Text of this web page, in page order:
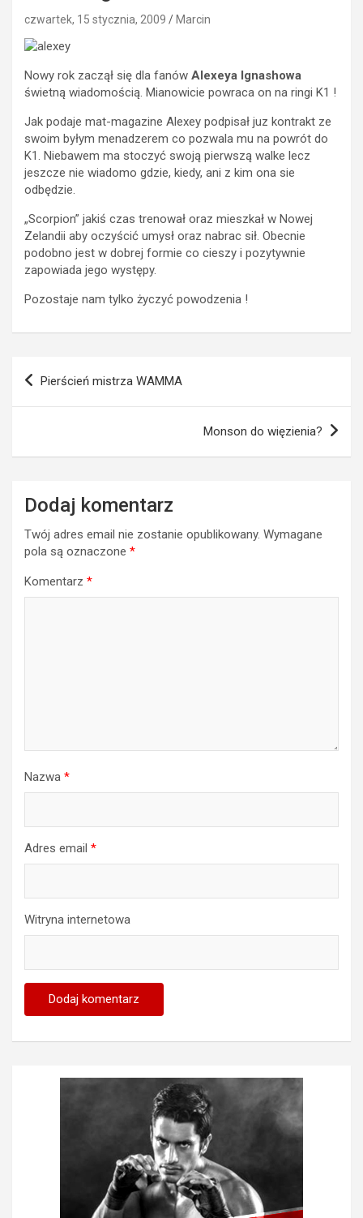
czwartek, 15 stycznia, 2009 Marcin
Nowy rok zaczął się dla fanów Alexeya Ignashowa
świetną wiadomością. Mianowicie powraca on na ringi K1 !
Jak podaje mat-magazine Alexey podpisał juz kontrakt ze
swoim byłym menadzerem co pozwala mu na powrót do
K1. Niebawem ma stoczyć swoją pierwszą walke lecz
jeszcze nie wiadomo gdzie, kiedy, ani z kim ona sie
odbędzie.
„Scorpion” jakiś czas trenował oraz mieszkał w Nowej
Zelandii aby oczyścić umysł oraz nabrac sił. Obecnie
podobno jest w dobrej formie co cieszy i pozytywnie
zapowiada jego występy.
Pozostaje nam tylko życzyć powodzenia !
Nawigacja
Pierścień mistrza WAMMA
Monson do więzienia?
Dodaj komentarz
Twój adres email nie zostanie opublikowany. Wymagane
pola są oznaczone *
Komentarz *
Nazwa *
Adres email *
Witryna internetowa